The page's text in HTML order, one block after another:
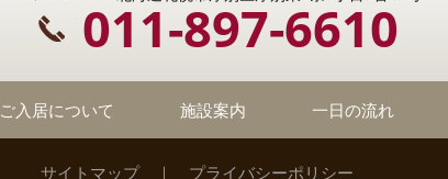
011-897-6610
ご入居について 施設案内 一日の流れ
サイトマップ｜ プライバシーポリシー